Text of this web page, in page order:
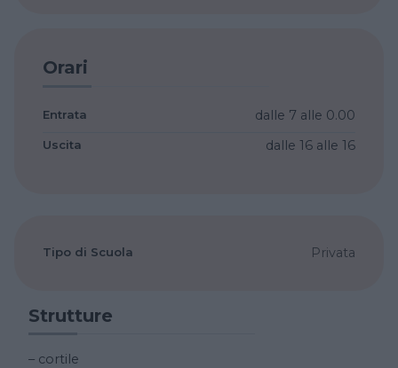
Orari
Entrata dalle 7 alle 0.00
Uscita dalle 16 alle 16
Tipo di Scuola Privata
Strutture
– cortile